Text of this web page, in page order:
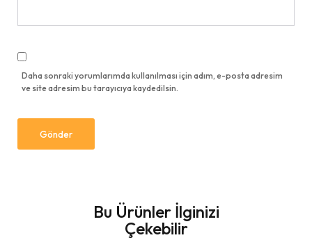
Daha sonraki yorumlarımda kullanılması için adım, e-posta adresim
ve site adresim bu tarayıcıya kaydedilsin.
Bu Ürünler İlginizi
Çekebilir